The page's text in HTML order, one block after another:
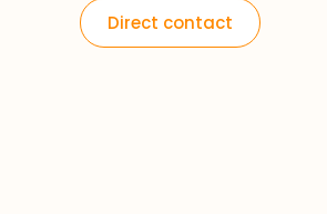
Direct contact